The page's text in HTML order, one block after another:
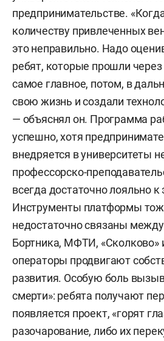
предпринимательстве.
количеству привлеченных
это неправильно. Надо
ребят, которые прошли
самое главное, потом, в
свою жизнь и создали
— объяснял он. Программа
успешно, хотя
внедряется в университеты
профессорско-
всегда достаточно лояльно к
Инструменты платформы
недостаточно связаны
Бортника, МФТИ, «Сколково»
операторы продвигают
развития. Особую боль
смерти»: ребята получают
появляется проект, «горят
разочарование, либо их